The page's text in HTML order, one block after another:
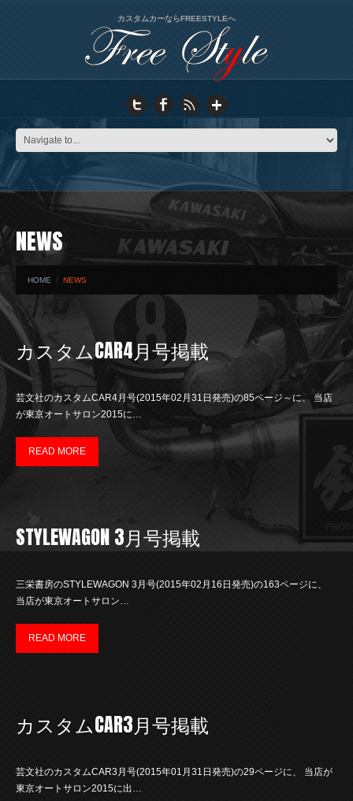
カスタムカーならFREESTYLEへ
NEWS
HOME NEWS
カスタムCAR4月号掲載
芸文社のカスタムCAR4月号(2015年02月31日発売)の85ページ～に、 当店
が東京オートサロン2015に…
READ MORE
STYLEWAGON 3月号掲載
三栄書房のSTYLEWAGON 3月号(2015年02月16日発売)の163ページに、
当店が東京オートサロン…
READ MORE
カスタムCAR3月号掲載
芸文社のカスタムCAR3月号(2015年01月31日発売)の29ページに、 当店が
東京オートサロン2015に出…